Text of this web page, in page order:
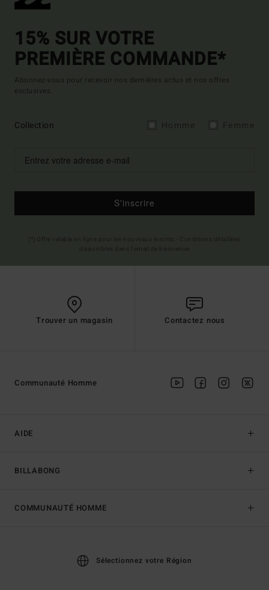
15% SUR VOTRE
PREMIÈRE COMMANDE*
Abonnez-vous pour recevoir nos dernières actus et nos offres
exclusives.
Collection
S'inscrire
Trouver un magasin Contactez nous
AIDE
BILLABONG
Communauté Homme
COMMUNAUTÉ HOMME
Sélectionnez votre Région